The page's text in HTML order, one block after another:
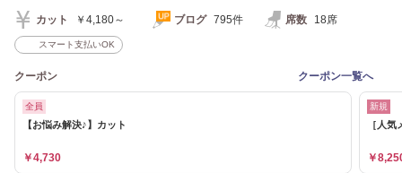
カット ￥4,180～ ブログ 795件 席数 18席
スマート支払いOK
クーポン クーポン一覧へ
全員
【お悩み解決♪】カット
￥4,730
新規
［人
￥